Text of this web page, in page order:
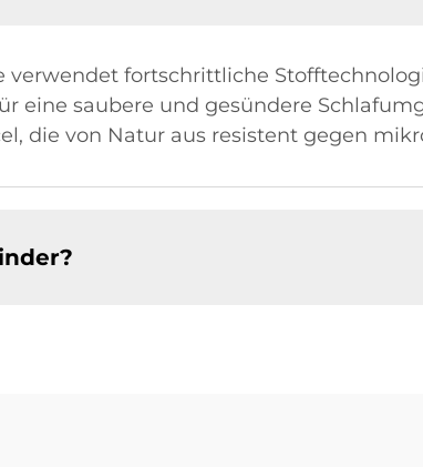
fortschrittliche
eine saubere und gesündere
die von Natur aus resistent gegen